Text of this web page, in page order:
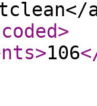
>
>106